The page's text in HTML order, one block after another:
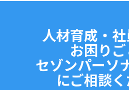
人材育成・
お困り
セゾンパーソ
にご相談